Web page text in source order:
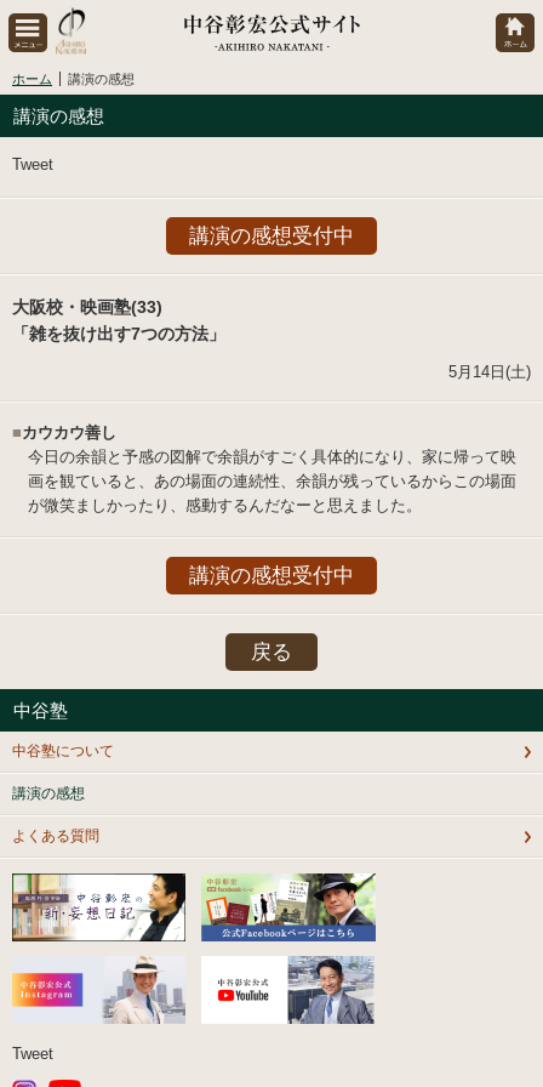
ホーム 講演の感想
講演の感想
Tweet
講演の感想受付中
大阪校・映画塾(33)
「雑を抜け出す7つの方法」
5月14日(土)
■カウカウ善し
今日の余韻と予感の図解で余韻がすごく具体的になり、家に帰って映
画を観ていると、あの場面の連続性、余韻が残っているからこの場面
が微笑ましかったり、感動するんだなーと思えました。
講演の感想受付中
戻る
中谷塾
中谷塾について
講演の感想
よくある質問
Tweet